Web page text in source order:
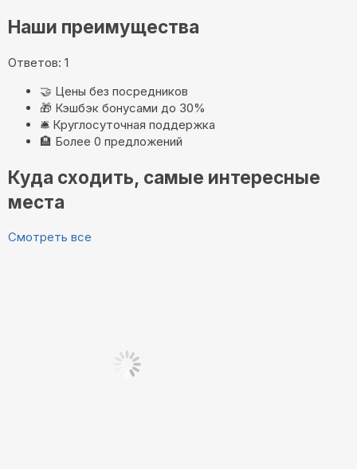
Наши преимущества
Ответов: 1
🤝 Цены без посредников
🎁 Кэшбэк бонусами до 30%
🛎️ Круглосуточная поддержка
🏨 Более 0 предложений
Куда сходить, самые интересные
места
Смотреть все